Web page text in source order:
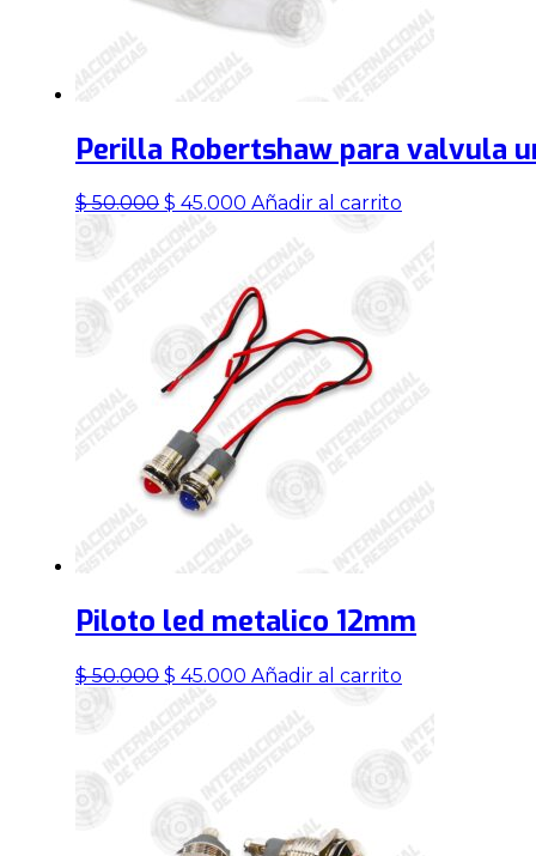
Perilla Robertshaw para valvula
$50.000 El
era:
$ 50.000.
$ 45.000 El
es:
$ 45.000.
Añadir al carrito
Piloto led metalico 12mm
$50.000 El
precio
era:
$ 45.000 El
Añadir al carrito